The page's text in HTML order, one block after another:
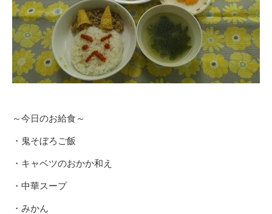
～今日のお給食～
・鬼そぼろご飯
・キャベツのおかか和え
・中華スープ
・みかん